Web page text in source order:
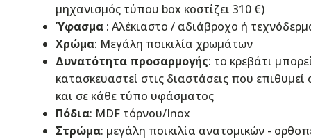
μηχανισμός τύπου box κοστίζει 310 €)
Ύφασμα : Αλέκιαστo / αδιάβροχo ή
Χρώμα: Μεγάλη ποικιλία χρωμάτων
Δυνατότητα προσαρμογής: το κρεβάτι
κατασκευαστεί στις διαστάσεις που
και σε κάθε τύπο υφάσματος
Πόδια: MDF τόρνου/Inox
Στρώμα: μεγάλη ποικιλία ανατομικών -